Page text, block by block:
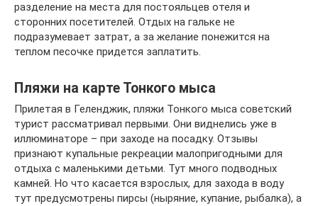
разделение на места для постояльцев отеля и
сторонних посетителей. Отдых на гальке не
подразумевает затрат, а за желание понежится на
теплом песочке придется заплатить.
Пляжи на карте Тонкого мыса
Прилетая в Геленджик, пляжи Тонкого мыса советский
турист рассматривал первыми. Они виднелись уже в
иллюминаторе – при заходе на посадку. Отзывы
признают купальные рекреации малопригодными для
отдыха с маленькими детьми. Тут много подводных
камней. Но что касается взрослых, для захода в воду
тут предусмотрены пирсы (ныряние, купание, рыбалка), а